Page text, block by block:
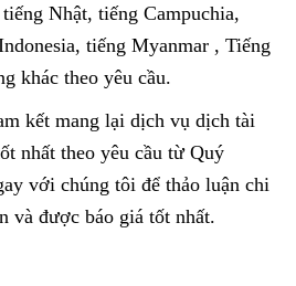
Nhật, tiếng Campuchia,
tiếng Myanmar , Tiếng
khác theo yêu cầu.
kết mang lại dịch vụ dịch tài
nhất theo yêu cầu từ Quý
với chúng tôi để thảo luận chi
và được báo giá tốt nhất.